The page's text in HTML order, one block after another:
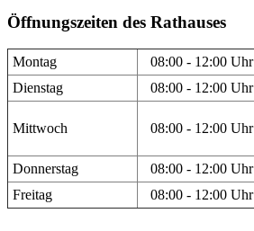
Öffnungszeiten des Rathauses
Montag 08:00 - 12:00 Uhr
Dienstag
08:00 - 12:00 Uhr
Mittwoch 08:00 - 12:00 Uhr
Donnerstag 08:00 - 12:00 Uhr
Freitag
08:00 - 12:00 Uhr